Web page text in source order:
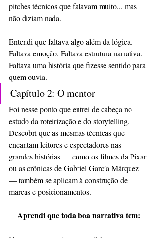
pitches técnicos que falavam muito... mas
não diziam nada.
Entendi que faltava algo além da lógica.
Faltava emoção. Faltava estrutura narrativa.
Faltava uma história que fizesse sentido para
quem ouvia.
Capítulo 2: O mentor
Foi nesse ponto que entrei de cabeça no
estudo da roteirização e do storytelling.
Descobri que as mesmas técnicas que
encantam leitores e espectadores nas
grandes histórias — como os filmes da Pixar
ou as crônicas de Gabriel García Márquez
— também se aplicam à construção de
marcas e posicionamentos.
Aprendi que toda boa narrativa tem: